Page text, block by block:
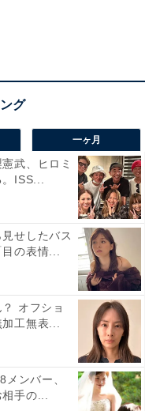
一ヶ月
武、ヒロミ
。ISS...
せしたバス
目の表情...
オフショ
加工無表...
メンバー、
相手の...